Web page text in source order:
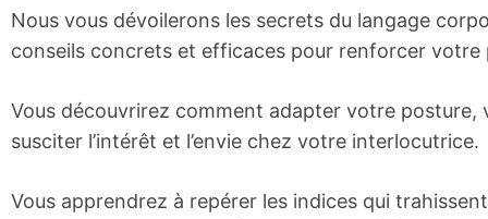
Nous vous dévoilerons les secrets du langage
conseils concrets et efficaces pour renforcer votre
Vous découvrirez comment adapter votre
susciter l’intérêt et l’envie chez votre interlocutrice.
Vous apprendrez à repérer les indices qui